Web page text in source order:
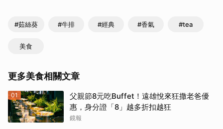
#茹絲葵 #牛排 #經典 #香氣 #tea
美食
更多美食相關文章
01
父親節8元吃Buffet！遠雄悅來狂撒老爸優
惠，身分證「8」越多折扣越狂
鏡報